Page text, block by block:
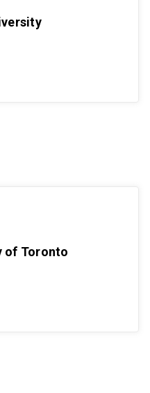
of Toronto